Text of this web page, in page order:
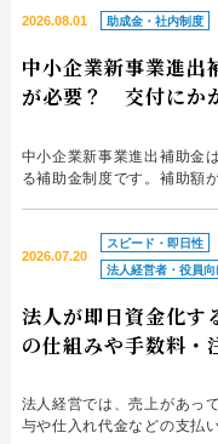
利上昇による影響、中小企
2026.08.01 助成金・社内制度
中小企業新事業進出
が必要？ 交付にか
中小企業新事業進出補助金
る補助金制度です。補助額
と、資金繰り悪化につなが
いのが、つなぎ融資の利用
2026.07.20
スピード・即日性
法人経営者・役員向
法人が即日資金化
の仕組みや手数料・
法人経営では、売上があっ
与や仕入れ代金などの支払